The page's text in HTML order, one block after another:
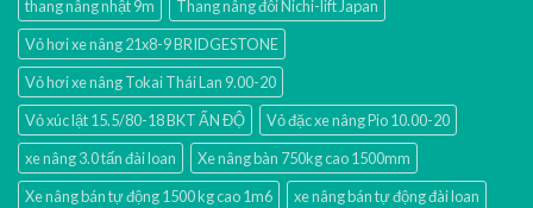
thang nâng nhật 9m
Thang nâng đôi Nichi-lift Japan
Vỏ hơi xe nâng 21x8-9 BRIDGESTONE
Vỏ hơi xe nâng Tokai Thái Lan 9.00-20
Vỏ xúc lật 15.5/80-18 BKT ẤN ĐỘ
Vỏ đặc xe nâng Pio 10.00-20
xe nâng 3.0 tấn đài loan
Xe nâng bàn 750kg cao 1500mm
Xe nâng bán tự động 1500 kg cao 1m6
xe nâng bán tự động đài loan